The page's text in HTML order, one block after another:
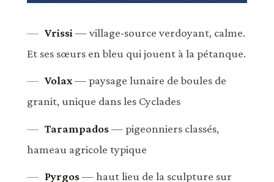
Vrissi — village-source verdoyant, calme.
Et ses sœurs en bleu qui jouent à la pétanque.
Volax— paysage lunaire de boules de
granit, unique dans les Cyclades
Tarampados— pigeonniers classés,
hameau agricole typique
Pyrgos— haut lieu de la sculpture sur